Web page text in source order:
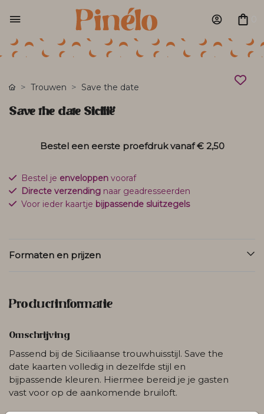
Trouwen Save the date
Save the date Sicilië
Bestel een eerste proefdruk vanaf€ 2,50
Bestel je enveloppen vooraf
Directe verzending naar geadresseerden
Voor ieder kaartje bijpassende sluitzegels
Formaten en prijzen
Productinformatie
Omschrijving
Passend bij de Siciliaanse trouwhuisstijl. Save the
date kaarten volledig in dezelfde stijl en
bijpassende kleuren. Hiermee bereid je je gasten
vast voor op de aankomende bruiloft.